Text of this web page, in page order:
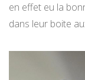
en effet eu la
dans leur boite